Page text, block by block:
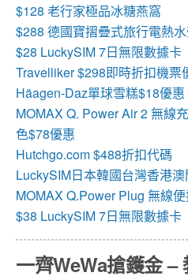
$128 老行家極品冰糖燕窩
$288 德國寶摺疊式旅行電熱
$28 LuckySIM 7日無限數據卡
Travelliker $298即時折扣機票
Häagen-Daz單球雪糕$18優惠
MOMAX Q. Power Air 2 無線
色$78優惠
Hutchgo.com $488折扣代碼
LuckySIM日本韓國台灣香港
MOMAX Q.Power Plug 無線
$38 LuckySIM 7日無限數據卡
一齊WeWa搶鑊金 –